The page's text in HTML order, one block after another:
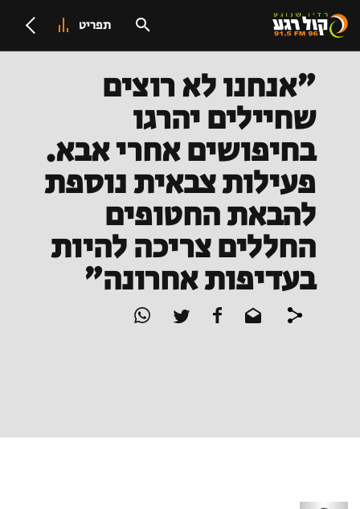
תפריט
"אנחנו לא רוצים
שחיילים יהרגו
בחיפושים אחרי אבא.
פעילות צבאית נוספת
להבאת החטופים
החללים צריכה להיות
בעדיפות אחרונה"